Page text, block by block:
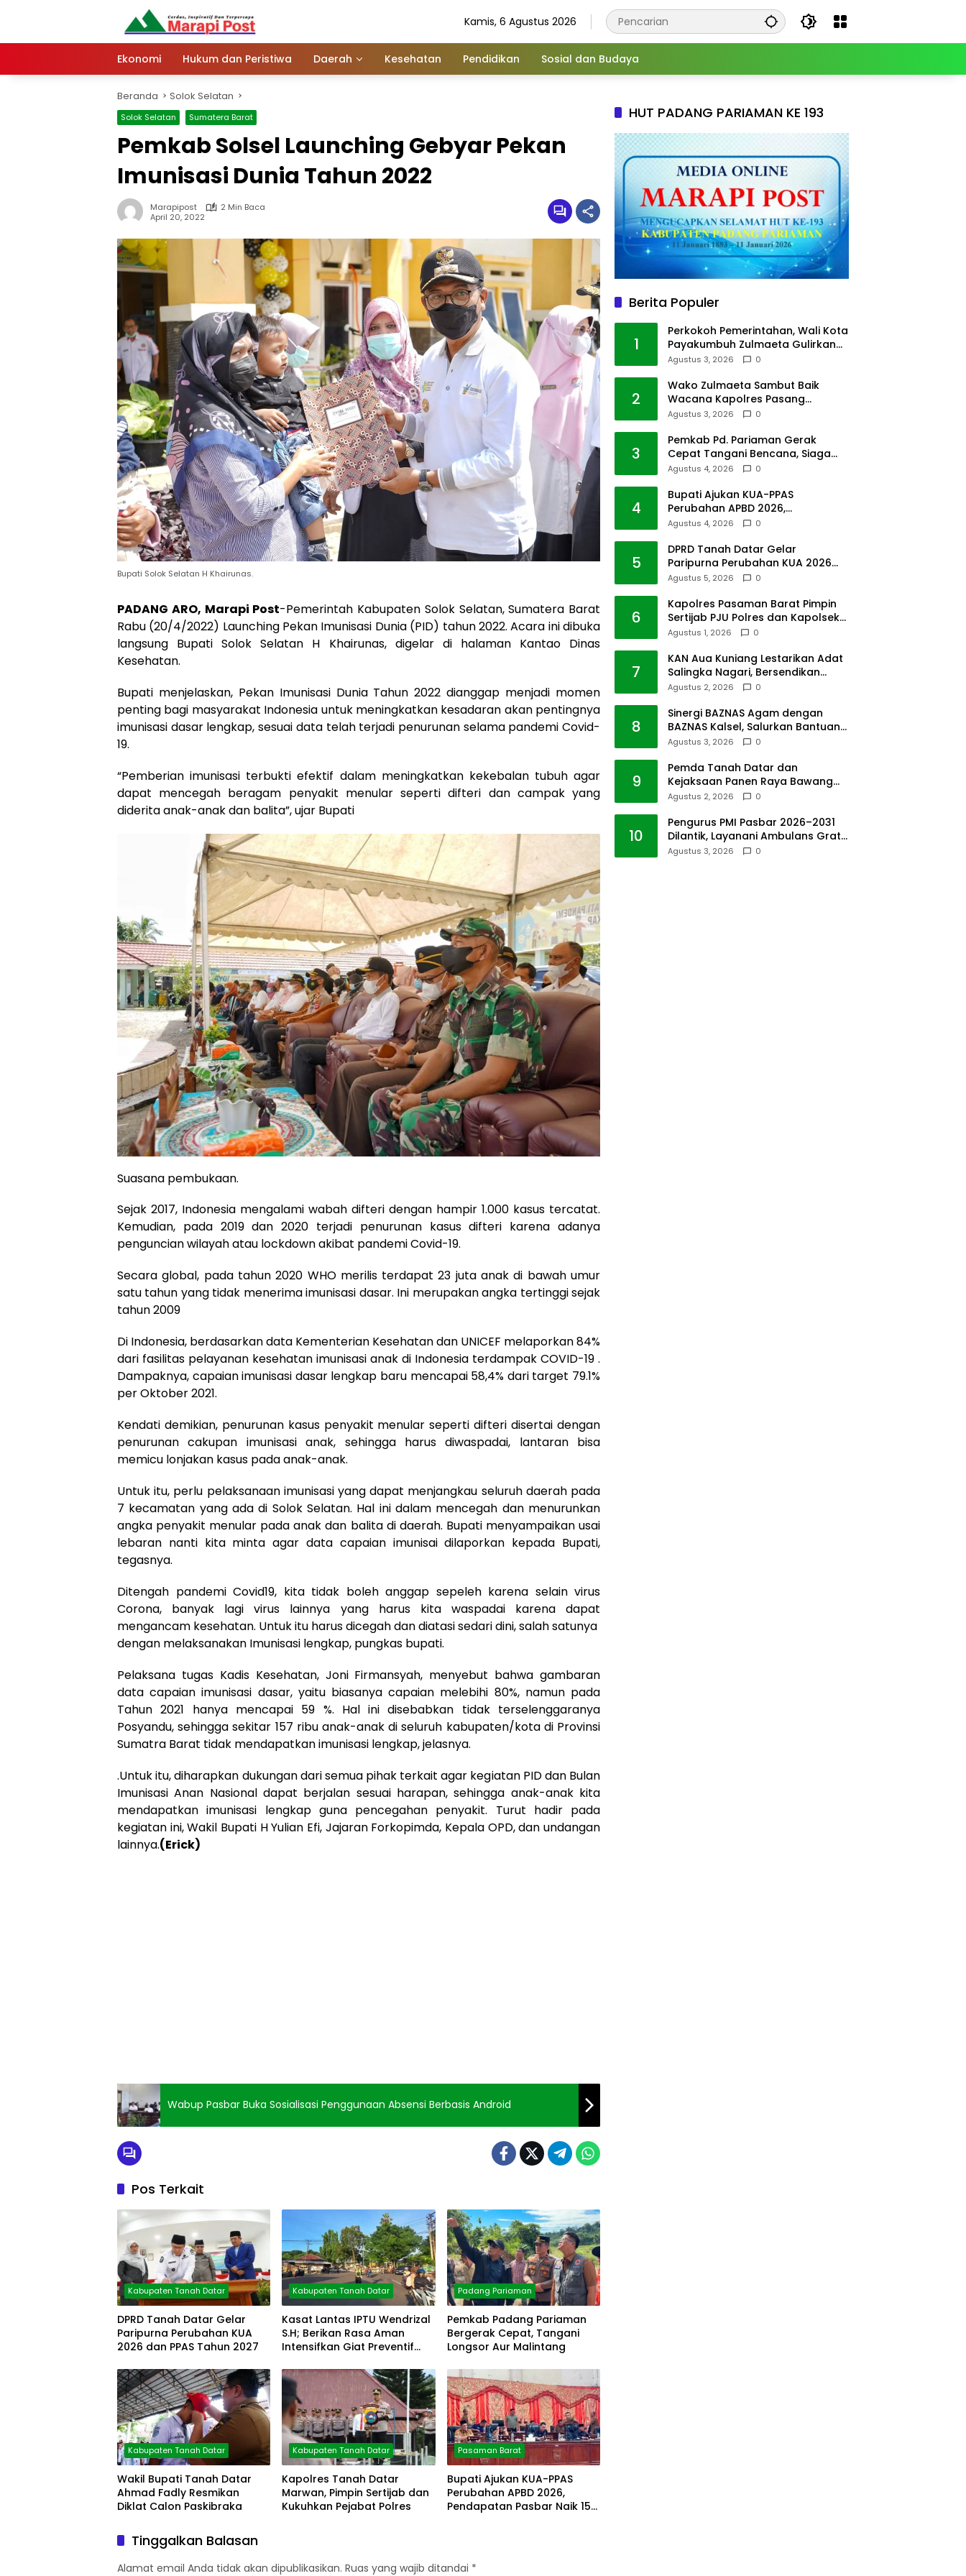
Kamis, 6 Agustus 2026
Ekonomi Hukum dan Peristiwa Daerah Kesehatan Pendidikan Sosial dan Budaya
Beranda Solok Selatan
Solok Selatan Sumatera Barat
Pemkab Solsel Launching Gebyar Pekan
Imunisasi Dunia Tahun 2022
Marapipost
2 Min Baca
April 20, 2022
Bupati Solok Selatan H Khairunas.
PADANG ARO, Marapi Post-Pemerintah Kabupaten Solok Selatan, Sumatera Barat
Rabu (20/4/2022) Launching Pekan Imunisasi Dunia (PID) tahun 2022. Acara ini dibuka
langsung Bupati Solok Selatan H Khairunas, digelar di halaman Kantao Dinas
Kesehatan.
Bupati menjelaskan, Pekan Imunisasi Dunia Tahun 2022 dianggap menjadi momen
penting bagi masyarakat Indonesia untuk meningkatkan kesadaran akan pentingnya
imunisasi dasar lengkap, sesuai data telah terjadi penurunan selama pandemi Covid-
19.
“Pemberian imunisasi terbukti efektif dalam meningkatkan kekebalan tubuh agar
dapat mencegah beragam penyakit menular seperti difteri dan campak yang
diderita anak-anak dan balita”, ujar Bupati
Suasana pembukaan.
Sejak 2017, Indonesia mengalami wabah difteri dengan hampir 1.000 kasus tercatat.
Kemudian, pada 2019 dan 2020 terjadi penurunan kasus difteri karena adanya
penguncian wilayah atau lockdown akibat pandemi Covid-19.
Secara global, pada tahun 2020 WHO merilis terdapat 23 juta anak di bawah umur
satu tahun yang tidak menerima imunisasi dasar. Ini merupakan angka tertinggi sejak
tahun 2009
Di Indonesia, berdasarkan data Kementerian Kesehatan dan UNICEF melaporkan 84%
dari fasilitas pelayanan kesehatan imunisasi anak di Indonesia terdampak COVID-19 .
Dampaknya, capaian imunisasi dasar lengkap baru mencapai 58,4% dari target 79.1%
per Oktober 2021.
Kendati demikian, penurunan kasus penyakit menular seperti difteri disertai dengan
penurunan cakupan imunisasi anak, sehingga harus diwaspadai, lantaran bisa
memicu lonjakan kasus pada anak-anak.
Untuk itu, perlu pelaksanaan imunisasi yang dapat menjangkau seluruh daerah pada
7 kecamatan yang ada di Solok Selatan. Hal ini dalam mencegah dan menurunkan
angka penyakit menular pada anak dan balita di daerah. Bupati menyampaikan usai
lebaran nanti kita minta agar data capaian imunisai dilaporkan kepada Bupati,
tegasnya.
Ditengah pandemi Covid19, kita tidak boleh anggap sepeleh karena selain virus
Corona, banyak lagi virus lainnya yang harus kita waspadai karena dapat
mengancam kesehatan. Untuk itu harus dicegah dan diatasi sedari dini, salah satunya
dengan melaksanakan Imunisasi lengkap, pungkas bupati.
Pelaksana tugas Kadis Kesehatan, Joni Firmansyah, menyebut bahwa gambaran
data capaian imunisasi dasar, yaitu biasanya capaian melebihi 80%, namun pada
Tahun 2021 hanya mencapai 59 %. Hal ini disebabkan tidak terselenggaranya
Posyandu, sehingga sekitar 157 ribu anak-anak di seluruh kabupaten/kota di Provinsi
Sumatra Barat tidak mendapatkan imunisasi lengkap, jelasnya.
.Untuk itu, diharapkan dukungan dari semua pihak terkait agar kegiatan PID dan Bulan
Imunisasi Anan Nasional dapat berjalan sesuai harapan, sehingga anak-anak kita
mendapatkan imunisasi lengkap guna pencegahan penyakit. Turut hadir pada
kegiatan ini, Wakil Bupati H Yulian Efi, Jajaran Forkopimda, Kepala OPD, dan undangan
lainnya.(Erick)
Wabup Pasbar Buka Sosialisasi Penggunaan Absensi Berbasis Android
Pos Terkait
Kabupaten Tanah Datar
DPRD Tanah Datar Gelar
Paripurna Perubahan KUA
2026 dan PPAS Tahun 2027
Kabupaten Tanah Datar
Kasat Lantas IPTU Wendrizal
S.H; Berikan Rasa Aman
Intensifkan Giat Preventif
Padang Pariaman
Pemkab Padang Pariaman
Bergerak Cepat, Tangani
Longsor Aur Malintang
Kabupaten Tanah Datar
Wakil Bupati Tanah Datar
Ahmad Fadly Resmikan
Diklat Calon Paskibraka
Kabupaten Tanah Datar
Kapolres Tanah Datar
Marwan, Pimpin Sertijab dan
Kukuhkan Pejabat Polres
Pasaman Barat
Bupati Ajukan KUA-PPAS
Perubahan APBD 2026,
Pendapatan Pasbar Naik 15
Tinggalkan Balasan
Alamat email Anda tidak akan dipublikasikan. Ruas yang wajib ditandai *
HUT PADANG PARIAMAN KE 193
Berita Populer
1
Perkokoh Pemerintahan, Wali Kota
Payakumbuh Zulmaeta Gulirkan
Jabatan
Agustus 3, 2026 0
2
Wako Zulmaeta Sambut Baik
Wacana Kapolres Pasang
Kamera Pantau Lalin
Agustus 3, 2026 0
3
Pemkab Pd. Pariaman Gerak
Cepat Tangani Bencana, Siaga
Cuaca Ekstrem
Agustus 4, 2026 0
4
Bupati Ajukan KUA-PPAS
Perubahan APBD 2026,
Pendapatan Pasbar Naik 15
Agustus 4, 2026 0
5
DPRD Tanah Datar Gelar
Paripurna Perubahan KUA 2026
dan PPAS Tahun 2027
Agustus 5, 2026 0
6
Kapolres Pasaman Barat Pimpin
Sertijab PJU Polres dan Kapolsek
Sungai Beremas
Agustus 1, 2026 0
7
KAN Aua Kuniang Lestarikan Adat
Salingka Nagari, Bersendikan
Kitabullah
Agustus 2, 2026 0
8
Sinergi BAZNAS Agam dengan
BAZNAS Kalsel, Salurkan Bantuan
Bencana Alam
Agustus 3, 2026 0
9
Pemda Tanah Datar dan
Kejaksaan Panen Raya Bawang
Merah di Sawah Tangah
Agustus 2, 2026 0
10
Pengurus PMI Pasbar 2026–2031
Dilantik, Layanani Ambulans Gratis
ke Padang
Agustus 3, 2026 0